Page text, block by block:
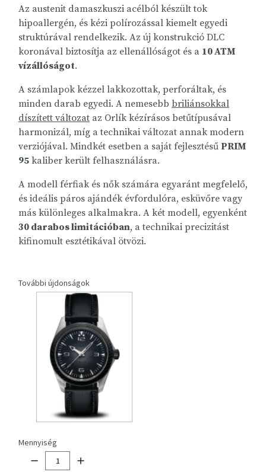
Az austenit damaszkuszi acélból készült tok
hipoallergén, és kézi polírozással kiemelt egyedi
struktúrával rendelkezik. Az új konstrukció DLC
koronával biztosítja az ellenállóságot és a 10 ATM
vízállóságot.
A számlapok kézzel lakkozottak, perforáltak, és
minden darab egyedi. A nemesebb briliánsokkal
díszített változat az Orlík kézírásos betűtípusával
harmonizál, míg a technikai változat annak modern
verziójával. Mindkét esetben a saját fejlesztésű PRIM
95 kaliber került felhasználásra.
A modell férfiak és nők számára egyaránt megfelelő,
és ideális páros ajándék évfordulóra, esküvőre vagy
más különleges alkalmakra. A két modell, egyenként
30 darabos limitációban, a technikai precizitást
kifinomult esztétikával ötvözi.
További újdonságok
Mennyiség